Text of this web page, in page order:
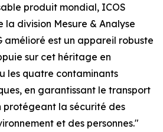
produit mondial, ICOS
la division Mesure & Analyse
amélioré est un appareil robuste
sur cet héritage en
les quatre contaminants
en garantissant le transport
protégeant la sécurité des
et des personnes."